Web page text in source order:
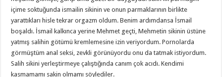
içime soktuğunda ismailin sikinin ve onun parmaklarının birlikte
yarattıkları hisle tekrar orgazm oldum. Benim ardımdansa İsmail
boşaldı. İsmail kalkınca yerine Mehmet geçti, Mehmetin sikinin üstüne
yatmış salihin götümü kremlemesine izin veriyordum. Pornolarda
görmüştüm anal seksi, zevkli görünüyordu onu da tatmak istiyordum.
Salih sikini yerleştirmeye çalıştığında canım çok acıdı. Kendimi
kasmamamı sakin olmamı söylediler.